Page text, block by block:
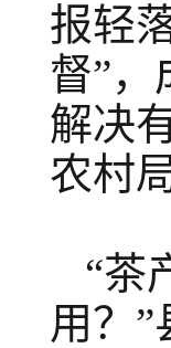
报轻
督”
解决
农村
“茶
用？